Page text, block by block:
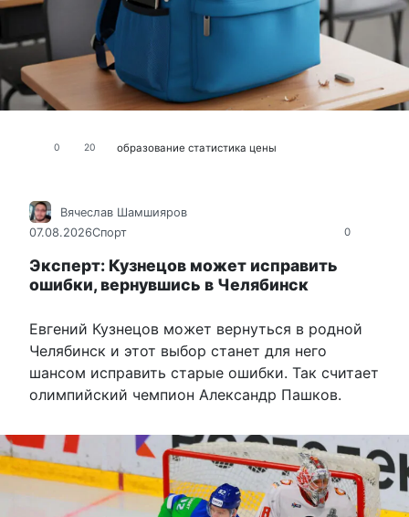
0 20 образование статистика цены
0
Вячеслав Шамшияров
07.08.2026Спорт
Эксперт: Кузнецов может исправить
ошибки, вернувшись в Челябинск
Евгений Кузнецов может вернуться в родной
Челябинск и этот выбор станет для него
шансом исправить старые ошибки. Так считает
олимпийский чемпион Александр Пашков.